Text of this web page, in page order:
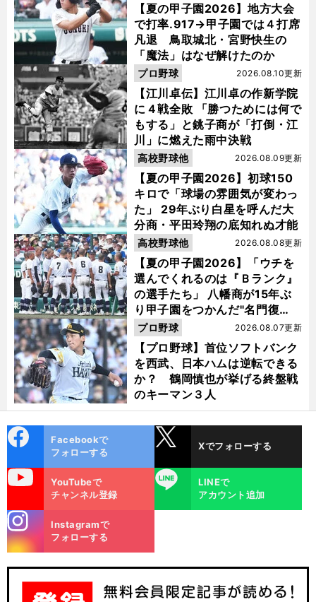
【夏の甲子園2026】地方大会
で打率.917→甲子園では４打席
凡退 鳥取城北・宮野快生の
「魔法」はなぜ解けたのか
【江川卓伝】江川卓の作新学院
に４戦全敗 「勝つためには何で
もする」と銚子商が「打倒・江
川」に燃えた雨中決戦
2026.08.10更新
プロ野球
【夏の甲子園2026】初球150
キロで「球場の雰囲気が変わっ
た」 29年ぶり白星を呼んだ大
分商・平田玲翔の底知れぬ才能
2026.08.09更新
高校野球他
【夏の甲子園2026】「ウチを
選んでくれるのは『Ｂランク』
の選手たち」 八幡商が15年ぶ
り甲子園をつかんだ"名門復
活"の舞台裏
2026.08.08更新
高校野球他
【プロ野球】首位ソフトバンク
を西武、日本ハムは逆転できる
か？ 鶴岡慎也が挙げる終盤戦
のキーマン３人
2026.08.07更新
プロ野球
ok
Facebookで
フォローする
Xでフォローする
YouTubeで
チャンネル登録
LINE
LINEで
アカウント追加
m
Instagramで
フォローする